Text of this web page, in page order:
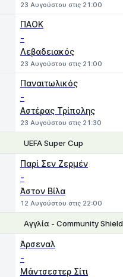
23 Αυγούστου στις 21:00
ΠΑΟΚ
-
Λεβαδειακός
23 Αυγούστου στις 21:00
Παναιτωλικός
-
Αστέρας Τρίπολης
23 Αυγούστου στις 21:30
UEFA Super Cup
Παρί Σεν Ζερμέν
-
Άστον Βίλα
12 Αυγούστου στις 22:00
Αγγλία - Community Shield
Άρσεναλ
-
Μάντσεστερ Σίτι